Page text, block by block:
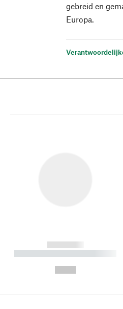
gebreid en
Europa.
------------
----------- ----------- ----------